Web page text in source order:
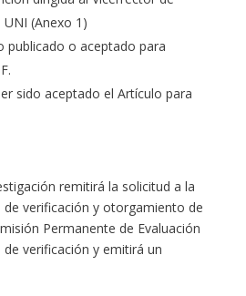
(Anexo 1)
publicado o aceptado para
sido aceptado el Artículo para
remitirá la solicitud a la
de verificación y otorgamiento de
Permanente de Evaluación
verificación y emitirá un